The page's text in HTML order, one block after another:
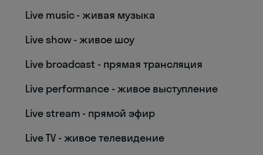
Live music - живая музыка
Live show - живое шоу
Live broadcast - прямая трансляция
Live performance - живое выступление
Live stream - прямой эфир
Live TV - живое телевидение